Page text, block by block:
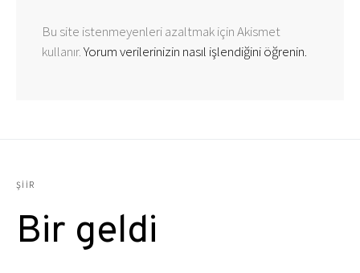
Bu site istenmeyenleri azaltmak için Akismet
kullanır.Yorum verilerinizin nasıl işlendiğini öğrenin.
ŞIIR
Bir geldi